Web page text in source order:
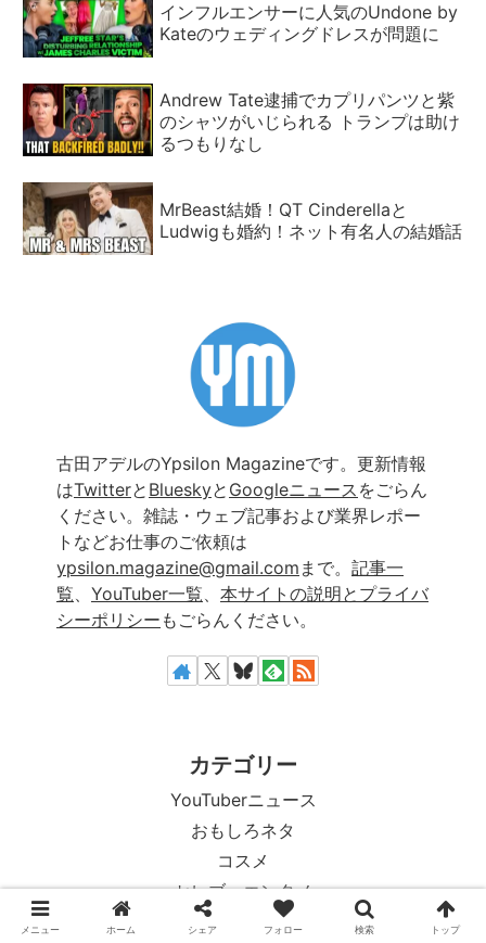
インフルエンサーに人気のUndone by
Kateのウェディングドレスが問題に
Andrew Tate逮捕でカプリパンツと紫
のシャツがいじられる トランプは助け
るつもりなし
MrBeast結婚！QT Cinderellaと
Ludwigも婚約！ネット有名人の結婚話
古田アデルのYpsilon Magazineです。更新情報
はTwitterと Blueskyと Googleニュース をごらん
ください。雑誌・ウェブ記事および業界レポー
トなどお仕事のご依頼は
ypsilon.magazine@gmail.com まで。 記事一
覧、 YouTuber一覧、 本サイトの説明とプライバ
シーポリシー もごらんください。
カテゴリー
YouTuberニュース
おもしろネタ
コスメ
セレブ・エンタメ
テック・科学
メニュー ホーム シェア フォロー 検索 トップ